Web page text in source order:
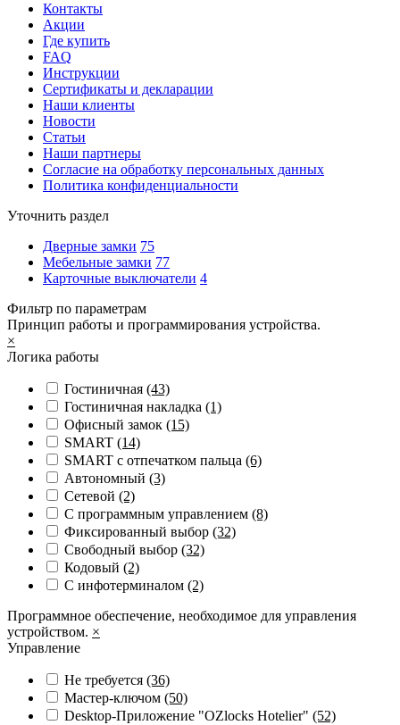
Контакты
Акции
Где купить
FAQ
Инструкции
Сертификаты и декларации
Наши клиенты
Новости
Статьи
Наши партнеры
Согласие на обработку персональных данных
Политика конфиденциальности
Уточнить раздел
Дверные замки 75
Мебельные замки 77
Карточные выключатели 4
Фильтр по параметрам
Принцип работы и программирования устройства.
×
Логика работы
Гостиничная (43)
Гостиничная накладка (1)
Офисный замок (15)
SMART (14)
SMART с отпечатком пальца (6)
Автономный (3)
Сетевой (2)
С программным управлением (8)
Фиксированный выбор (32)
Свободный выбор (32)
Кодовый (2)
С инфотерминалом (2)
Программное обеспечение, необходимое для управления
устройством. ×
Управление
Не требуется (36)
Мастер-ключом (50)
Desktop-Приложение "OZlocks Hotelier" (52)